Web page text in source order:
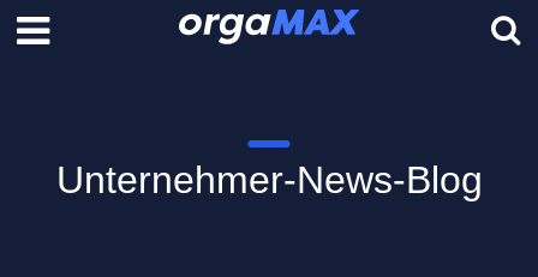
Unternehmer-News-Blog